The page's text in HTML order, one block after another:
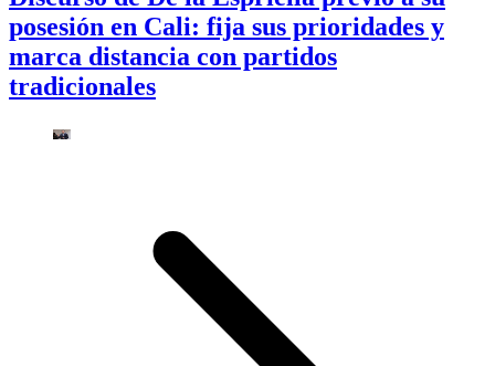
posesión en Cali: fija sus prioridades y
marca distancia con partidos
tradicionales